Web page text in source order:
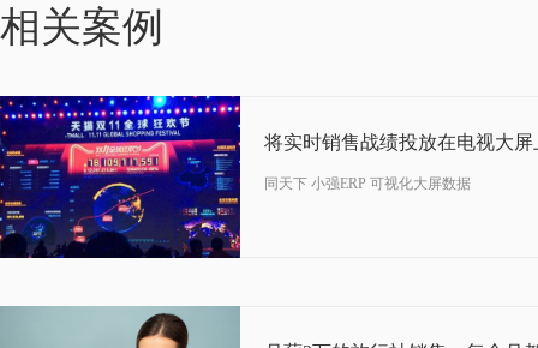
相关案例
2018
同天下 小强ERP 可视化大屏数据
07-11
2019